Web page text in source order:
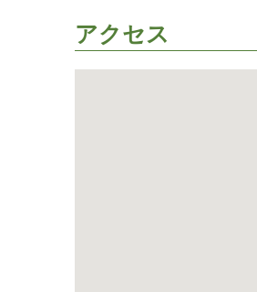
アクセス